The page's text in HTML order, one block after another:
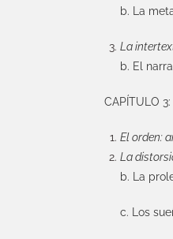
b. La
La
b. El
CAPÍTULO
El orden:
La
b. La
c. Los